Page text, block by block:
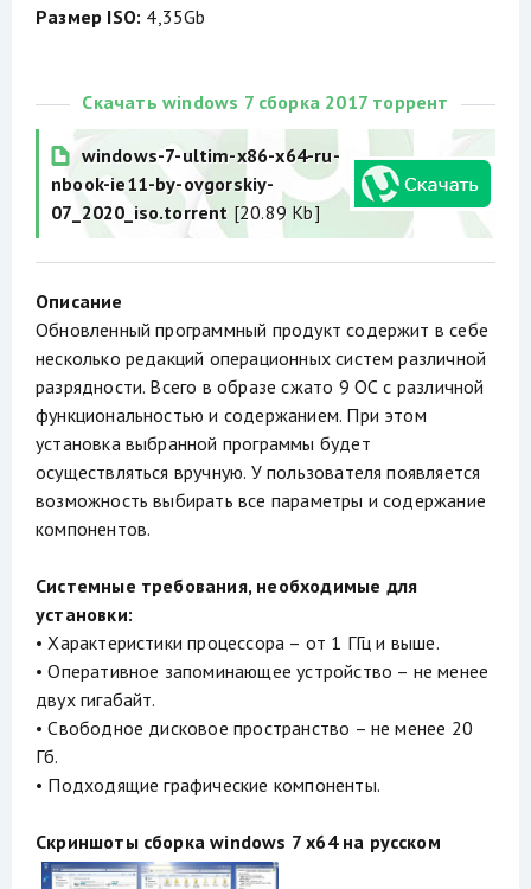
Размер ISO: 4,35Gb
Скачать windows 7 сборка 2017 торрент
windows-7-ultim-x86-x64-ru-
nbook-ie11-by-ovgorskiy-
07_2020_iso.torrent [20.89 Kb]
Описание
Обновленный программный продукт содержит в себе
несколько редакций операционных систем различной
разрядности. Всего в образе сжато 9 ОС с различной
функциональностью и содержанием. При этом
установка выбранной программы будет
осуществляться вручную. У пользователя появляется
возможность выбирать все параметры и содержание
компонентов.
Системные требования, необходимые для
установки:
• Характеристики процессора – от 1 ГГц и выше.
• Оперативное запоминающее устройство – не менее
двух гигабайт.
• Свободное дисковое пространство – не менее 20
Гб.
• Подходящие графические компоненты.
Скриншоты сборка windows 7 x64 на русском